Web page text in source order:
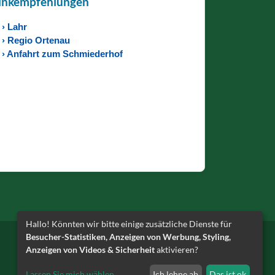
› Lahr
› Regio Ortenau
› Anfahrt zum Schmiederhof
schmiederhof@gmx.de 07821- 7423
Hallo! Könnten wir bitte einige zusätzliche Dienste für
Besucher-Statistiken, Anzeigen von Werbung, Styling,
Anzeigen von Videos & Sicherheitaktivieren?